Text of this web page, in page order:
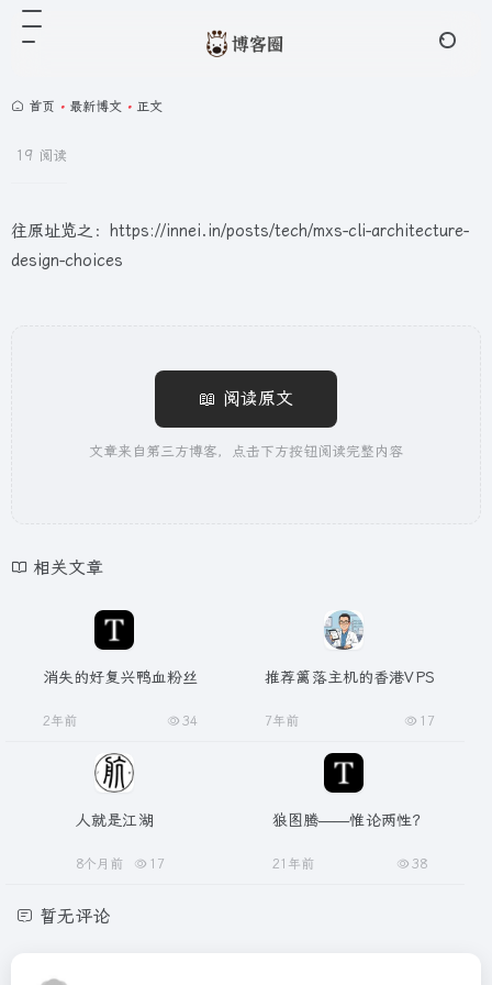
首页 • 最新博文 • 正文
19 阅读
往原址览之：https://innei.in/posts/tech/mxs-cli-architecture-
design-choices
📖 阅读原文
文章来自第三方博客，点击下方按钮阅读完整内容
相关文章
消失的好复兴鸭血粉丝
2年前 34
推荐篱落主机的香港VPS
7年前 17
人就是江湖
8个月前 17
狼图腾——惟论两性？
21年前 38
暂无评论